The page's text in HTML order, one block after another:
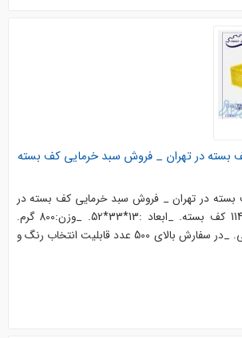
بسته در تهران _ فروش سبد خرمایی کف بسته
در تهران _ فروش سبد خرمایی کف بسته در
تهران. _ کد سبد : 1144 کف بسته. _ابعاد :13*33*52. _وزن:800 گرم.
_معروف به سبد خرمایی. _در سفارش بالای 500 عدد قابلیت انتخاب رنگ و